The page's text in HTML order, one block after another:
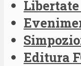
Editura